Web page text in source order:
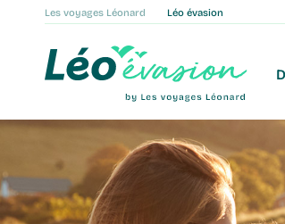
Les voyages Léonard Léo évasion